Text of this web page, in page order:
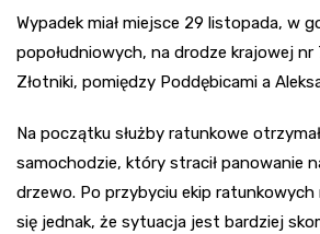
Wypadek miał miejsce 29 listopada, w
popołudniowych, na drodze krajowej
Złotniki, pomiędzy Poddębicami a
Na początku służby ratunkowe
samochodzie, który stracił panowanie
drzewo. Po przybyciu ekip ratunkowych
się jednak, że sytuacja jest bardziej